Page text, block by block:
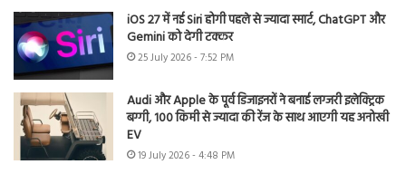
iOS 27 में नई Siri होगी पहले से ज्यादा स्मार्ट, ChatGPT और
Gemini को देगी टक्कर
25 July 2026 - 7:52 PM
Audi और Apple के पूर्व डिजाइनरों ने बनाई लग्जरी इलेक्ट्रिक
बग्गी, 100 किमी से ज्यादा की रेंज के साथ आएगी यह अनोखी
EV
19 July 2026 - 4:48 PM